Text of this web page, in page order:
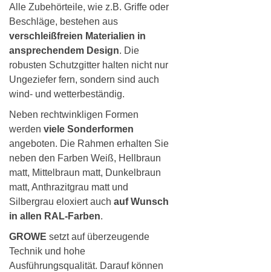
Alle Zubehörteile, wie z.B. Griffe oder
Beschläge, bestehen aus
verschleißfreien Materialien in
ansprechendem Design. Die
robusten Schutzgitter halten nicht nur
Ungeziefer fern, sondern sind auch
wind- und wetterbeständig.
Neben rechtwinkligen Formen
werden viele Sonderformen
angeboten. Die Rahmen erhalten Sie
neben den Farben Weiß, Hellbraun
matt, Mittelbraun matt, Dunkelbraun
matt, Anthrazitgrau matt und
Silbergrau eloxiert auch auf Wunsch
in allen RAL-Farben.
GROWE setzt auf überzeugende
Technik und hohe
Ausführungsqualität. Darauf können